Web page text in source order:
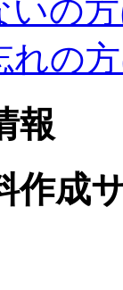
いの
れの
報
作成